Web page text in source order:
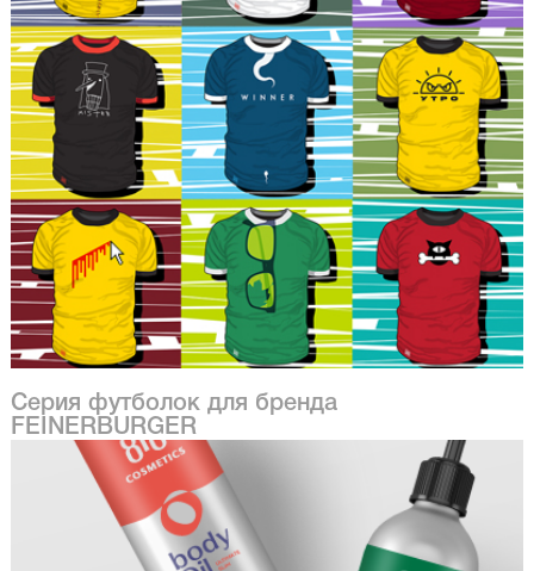
Серия футболок для бренда
FEINERBURGER